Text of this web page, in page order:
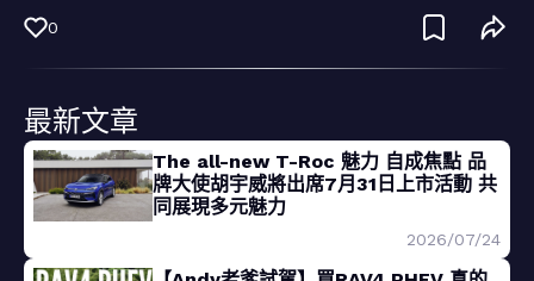
0
最新文章
The all-new T-Roc 魅力 自成焦點 品
牌大使胡宇威將出席7月31日上市活動 共
同展現多元魅力
2026/07/24